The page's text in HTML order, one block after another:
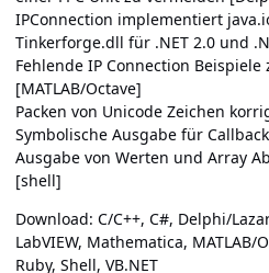
IPConnection implementiert
Tinkerforge.dll für .NET 2.0 und
Fehlende IP Connection
[MATLAB/Octave]
Packen von Unicode Zeichen
Symbolische Ausgabe für
Ausgabe von Werten und Array
[shell]
Download: C/C++, C#, Delphi/
LabVIEW, Mathematica, MATLAB/
Ruby, Shell, VB.NET